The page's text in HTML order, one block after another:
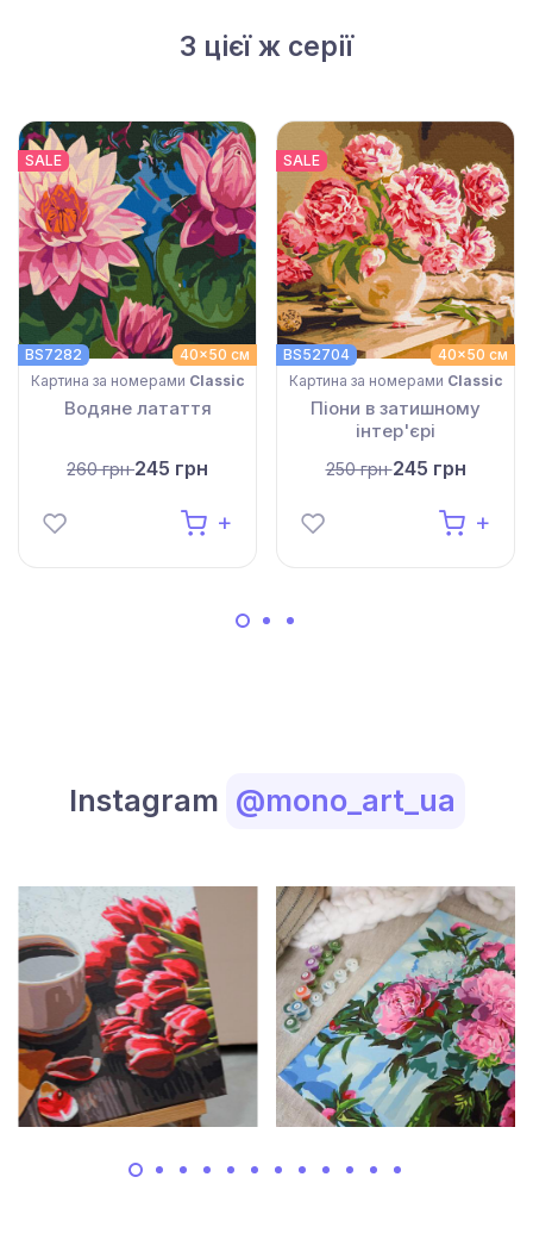
З цієї ж серії
SALE
40x50 см
BS7282
Картина за номерами Classic
Водяне латаття
260 грн245 грн
SALE
40x50 см
BS52704
Картина за номерами Classic
Піони в затишному
інтер'єрі
250 грн245 грн
Instagram @mono_art_ua